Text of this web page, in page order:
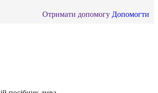
Отримати допомогу Допомогти